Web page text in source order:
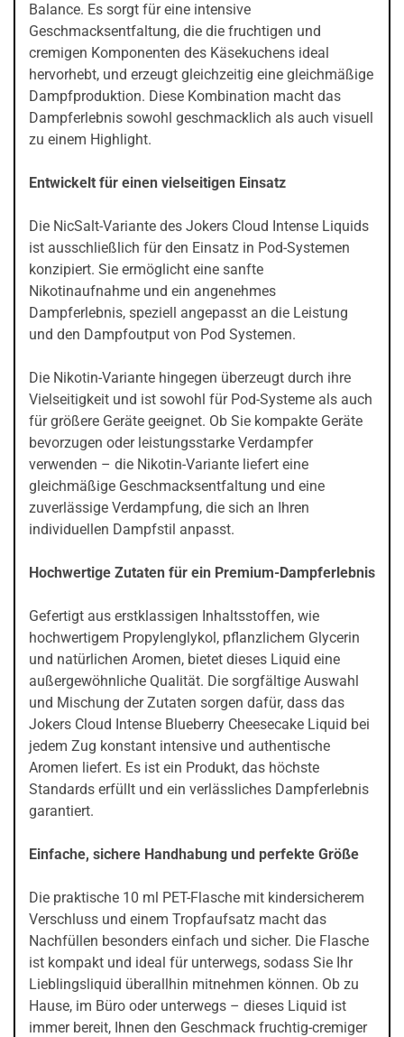
Balance. Es sorgt für eine intensive
Geschmacksentfaltung, die die fruchtigen und
cremigen Komponenten des Käsekuchens ideal
hervorhebt, und erzeugt gleichzeitig eine gleichmäßige
Dampfproduktion. Diese Kombination macht das
Dampferlebnis sowohl geschmacklich als auch visuell
zu einem Highlight.
Entwickelt für einen vielseitigen Einsatz
Die NicSalt-Variante des Jokers Cloud Intense Liquids
ist ausschließlich für den Einsatz in Pod-Systemen
konzipiert. Sie ermöglicht eine sanfte
Nikotinaufnahme und ein angenehmes
Dampferlebnis, speziell angepasst an die Leistung
und den Dampfoutput von Pod Systemen.
Die Nikotin-Variante hingegen überzeugt durch ihre
Vielseitigkeit und ist sowohl für Pod-Systeme als auch
für größere Geräte geeignet. Ob Sie kompakte Geräte
bevorzugen oder leistungsstarke Verdampfer
verwenden – die Nikotin-Variante liefert eine
gleichmäßige Geschmacksentfaltung und eine
zuverlässige Verdampfung, die sich an Ihren
individuellen Dampfstil anpasst.
Hochwertige Zutaten für ein Premium-Dampferlebnis
Gefertigt aus erstklassigen Inhaltsstoffen, wie
hochwertigem Propylenglykol, pflanzlichem Glycerin
und natürlichen Aromen, bietet dieses Liquid eine
außergewöhnliche Qualität. Die sorgfältige Auswahl
und Mischung der Zutaten sorgen dafür, dass das
Jokers Cloud Intense Blueberry Cheesecake Liquid bei
jedem Zug konstant intensive und authentische
Aromen liefert. Es ist ein Produkt, das höchste
Standards erfüllt und ein verlässliches Dampferlebnis
garantiert.
Einfache, sichere Handhabung und perfekte Größe
Die praktische 10 ml PET-Flasche mit kindersicherem
Verschluss und einem Tropfaufsatz macht das
Nachfüllen besonders einfach und sicher. Die Flasche
ist kompakt und ideal für unterwegs, sodass Sie Ihr
Lieblingsliquid überallhin mitnehmen können. Ob zu
Hause, im Büro oder unterwegs – dieses Liquid ist
immer bereit, Ihnen den Geschmack fruchtig-cremiger